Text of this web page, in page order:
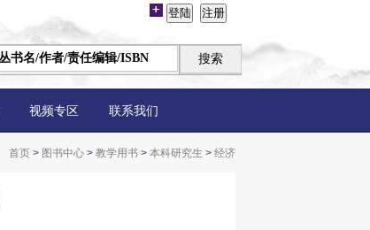
视频专区 联系我们
首页 > 图书中心 > 教学用书 > 本科研究生 > 经济